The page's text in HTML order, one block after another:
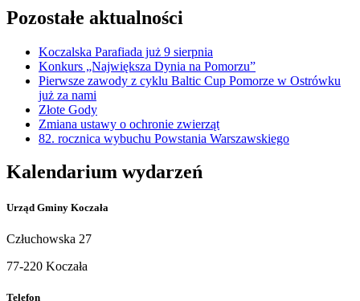
Pozostałe aktualności
Koczalska Parafiada już 9 sierpnia
Konkurs „Największa Dynia na Pomorzu”
Pierwsze zawody z cyklu Baltic Cup Pomorze w Ostrówku
już za nami
Złote Gody
Zmiana ustawy o ochronie zwierząt
82. rocznica wybuchu Powstania Warszawskiego
Kalendarium wydarzeń
Urząd Gminy Koczała
Człuchowska 27
77-220 Koczała
Telefon